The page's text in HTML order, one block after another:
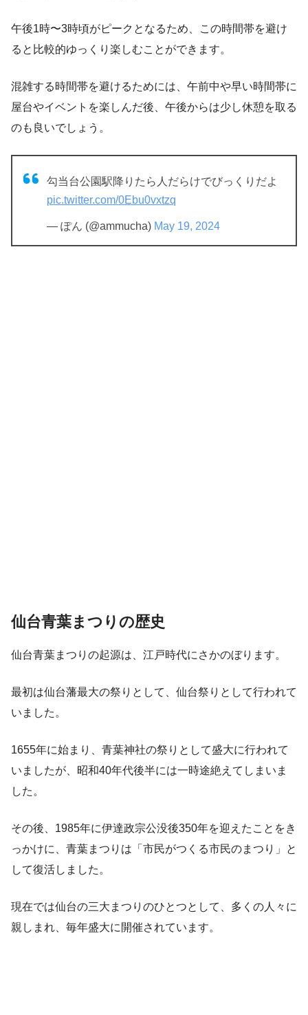
午後1時〜3時頃がピークとなるため、この時間帯を避け
ると比較的ゆっくり楽しむことができます。
混雑する時間帯を避けるためには、午前中や早い時間帯に
屋台やイベントを楽しんだ後、午後からは少し休憩を取る
のも良いでしょう。
勾当台公園駅降りたら人だらけでびっくりだよ
pic.twitter.com/0Ebu0vxtzq
— ぽん (@ammucha) May 19, 2024
仙台青葉まつりの歴史
仙台青葉まつりの起源は、江戸時代にさかのぼります。
最初は仙台藩最大の祭りとして、仙台祭りとして行われて
いました。
1655年に始まり、青葉神社の祭りとして盛大に行われて
いましたが、昭和40年代後半には一時途絶えてしまいま
した。
その後、1985年に伊達政宗公没後350年を迎えたことをき
っかけに、青葉まつりは「市民がつくる市民のまつり」と
して復活しました。
現在では仙台の三大まつりのひとつとして、多くの人々に
親しまれ、毎年盛大に開催されています。